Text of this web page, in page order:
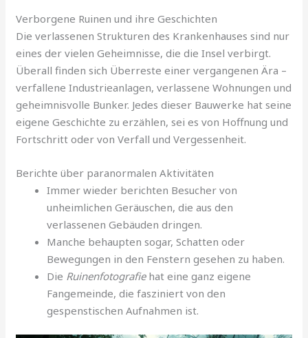
Verborgene Ruinen und ihre Geschichten
Die verlassenen Strukturen des Krankenhauses sind nur
eines der vielen Geheimnisse, die die Insel verbirgt.
Überall finden sich Überreste einer vergangenen Ära –
verfallene Industrieanlagen, verlassene Wohnungen und
geheimnisvolle Bunker. Jedes dieser Bauwerke hat seine
eigene Geschichte zu erzählen, sei es von Hoffnung und
Fortschritt oder von Verfall und Vergessenheit.
Berichte über paranormalen Aktivitäten
Immer wieder berichten Besucher von
unheimlichen Geräuschen, die aus den
verlassenen Gebäuden dringen.
Manche behaupten sogar, Schatten oder
Bewegungen in den Fenstern gesehen zu haben.
Die Ruinenfotografiehat eine ganz eigene
Fangemeinde, die fasziniert von den
gespenstischen Aufnahmen ist.